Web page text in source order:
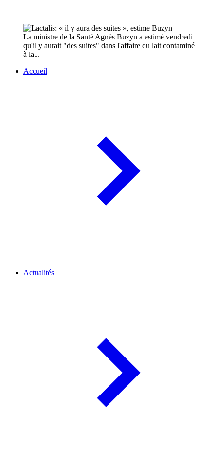
La ministre de la Santé Agnès Buzyn a estimé vendredi
qu'il y aurait "des suites" dans l'affaire du lait contaminé
à la...
Accueil
Actualités